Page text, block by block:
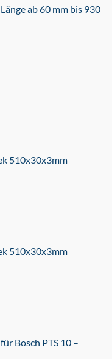
ab 60 mm bis 930
510x30x3mm
510x30x3mm
Bosch PTS 10 –